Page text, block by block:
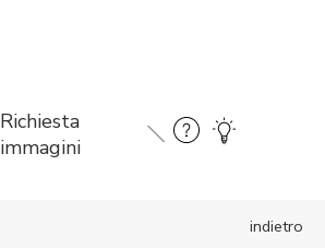
Richiesta
immagini
indietro